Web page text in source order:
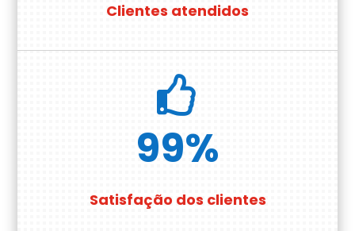
Clientes atendidos

99%
Satisfação dos clientes